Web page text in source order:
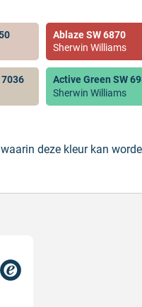
Ablaze SW 6870
Sherwin Williams
Active Green SW
Sherwin Williams
deze kleur kan